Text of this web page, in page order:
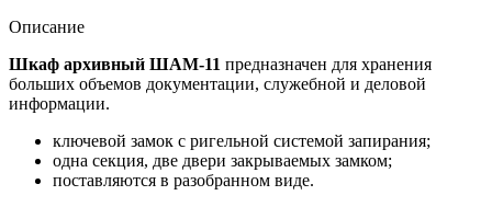
Описание
Шкаф архивный ШАМ-11 предназначен для хранения
больших объемов документации, служебной и деловой
информации.
ключевой замок с ригельной системой запирания;
одна секция, две двери закрываемых замком;
поставляются в разобранном виде.